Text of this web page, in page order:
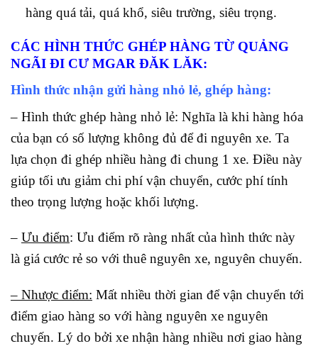
hàng quá tải, quá khổ, siêu trường, siêu trọng.
CÁC HÌNH THỨC GHÉP HÀNG TỪ QUẢNG
NGÃI ĐI CƯ MGAR ĐĂK LĂK:
Hình thức nhận gửi hàng nhỏ lẻ, ghép hàng:
– Hình thức ghép hàng nhỏ lẻ: Nghĩa là khi hàng hóa
của bạn có số lượng không đủ để đi nguyên xe. Ta
lựa chọn đi ghép nhiều hàng đi chung 1 xe. Điều này
giúp tối ưu giảm chi phí vận chuyển, cước phí tính
theo trọng lượng hoặc khối lượng.
– Ưu điểm: Ưu điểm rõ ràng nhất của hình thức này
là giá cước rẻ so với thuê nguyên xe, nguyên chuyến.
– Nhược điểm: Mất nhiều thời gian để vận chuyển tới
điểm giao hàng so với hàng nguyên xe nguyên
chuyến. Lý do bởi xe nhận hàng nhiều nơi giao hàng